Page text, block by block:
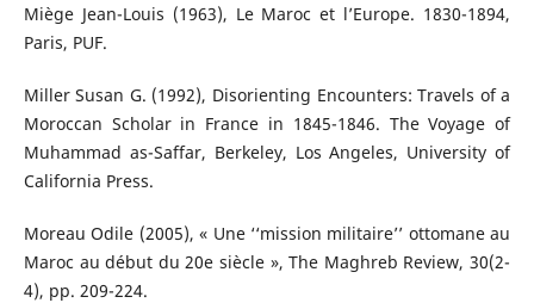
Miège Jean-Louis (1963), Le Maroc et l’Europe. 1830-1894,
Paris, PUF.
Miller Susan G. (1992), Disorienting Encounters: Travels of a
Moroccan Scholar in France in 1845-1846. The Voyage of
Muhammad as-Saffar, Berkeley, Los Angeles, University of
California Press.
Moreau Odile (2005), « Une ‘‘mission militaire’’ ottomane au
Maroc au début du 20e siècle », The Maghreb Review, 30(2-
4), pp. 209-224.